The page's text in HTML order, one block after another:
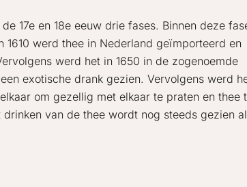
17e en 18e eeuw drie fases. Binnen deze
werd thee in Nederland geïmporteerd en
werd het in 1650 in de zogenoemde
exotische drank gezien. Vervolgens werd
om gezellig met elkaar te praten en
van de thee wordt nog steeds gezien